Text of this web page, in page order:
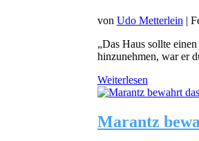
von Udo Metterlein |
„Das Haus sollte
hinzunehmen, war er
Weiterlesen
Marantz